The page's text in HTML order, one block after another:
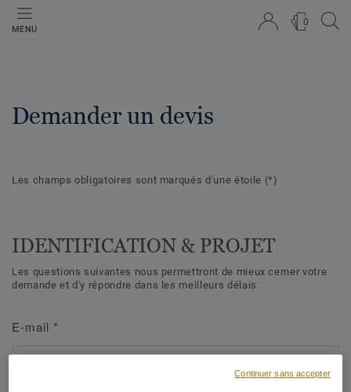
MENU
0
Demander un devis
Les champs obligatoires sont marqués d'une étoile (*)
IDENTIFICATION & PROJET
Les questions suivantes nous permettront de mieux cerner votre
demande et d'y répondre dans les meilleurs délais.
E-mail *
Continuer sans accepter